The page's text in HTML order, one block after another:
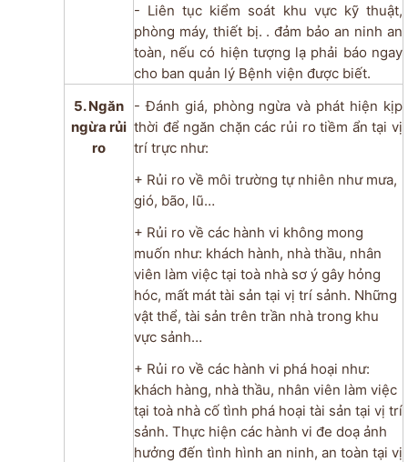
- Liên tục kiểm soát khu vực kỹ thuật,
phòng máy, thiết bị. . đảm bảo an ninh an
toàn, nếu có hiện tượng lạ phải báo ngay
cho ban quản lý Bệnh viện được biết.
5. Ngăn
ngừa rủi
ro
- Đánh giá, phòng ngừa và phát hiện kịp
thời để ngăn chặn các rủi ro tiềm ẩn tại vị
trí trực như:
+ Rủi ro về môi trường tự nhiên như mưa,
gió, bão, lũ…
+ Rủi ro về các hành vi không mong
muốn như: khách hành, nhà thầu, nhân
viên làm việc tại toà nhà sơ ý gây hỏng
hóc, mất mát tài sản tại vị trí sảnh. Những
vật thể, tài sản trên trần nhà trong khu
vực sảnh…
+ Rủi ro về các hành vi phá hoại như:
khách hàng, nhà thầu, nhân viên làm việc
tại toà nhà cố tình phá hoại tài sản tại vị trí
sảnh. Thực hiện các hành vi đe doạ ảnh
hưởng đến tình hình an ninh, an toàn tại vị